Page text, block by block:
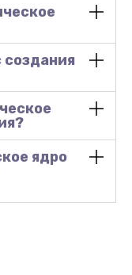
создания
ядро